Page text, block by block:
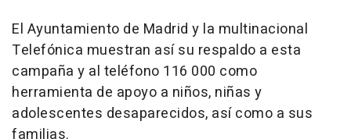
El Ayuntamiento de Madrid y la multinacional
Telefónica muestran así su respaldo a esta
campaña y al teléfono 116 000 como
herramienta de apoyo a niños, niñas y
adolescentes desaparecidos, así como a sus
familias.